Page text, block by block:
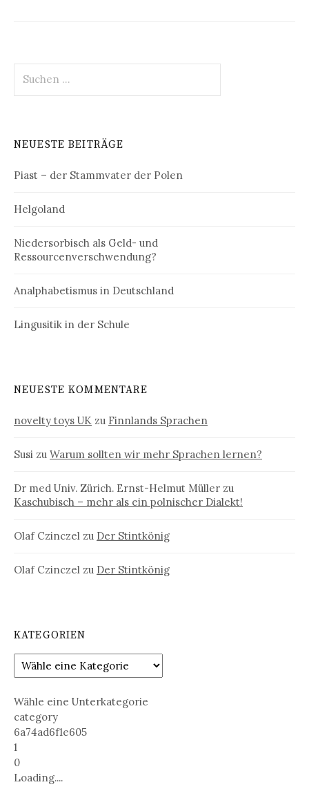
nach:
NEUESTE BEITRÄGE
Piast – der Stammvater der Polen
Helgoland
Niedersorbisch als Geld- und
Ressourcenverschwendung?
Analphabetismus in Deutschland
Lingusitik in der Schule
NEUESTE KOMMENTARE
novelty toys UK zu Finnlands Sprachen
Susi zu Warum sollten wir mehr Sprachen lernen?
Dr med Univ. Zürich. Ernst-Helmut Müller zu
Kaschubisch – mehr als ein polnischer Dialekt!
Olaf Czinczel zu Der Stintkönig
Olaf Czinczel zu Der Stintkönig
KATEGORIEN
Wähle eine Unterkategorie
category
6a74ad6f1e605
1
0
Loading....